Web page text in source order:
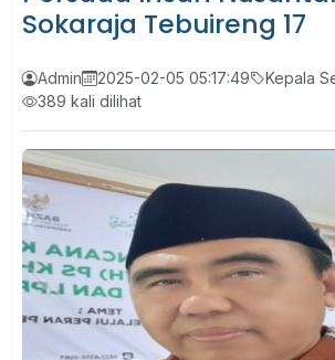
Sokaraja Tebuireng 17
Admin 2025-02-05 05:17:49
Kepala
389 kali dilihat